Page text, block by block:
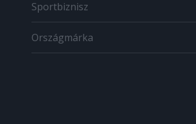
Sportbiznisz
Országmárka